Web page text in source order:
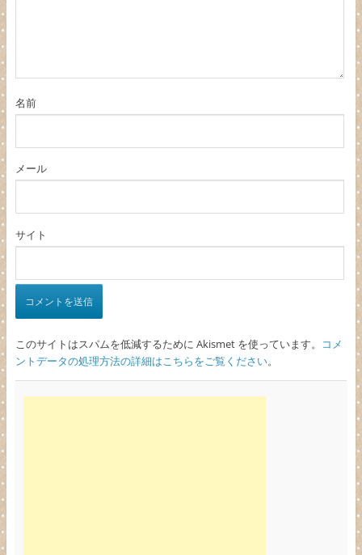
名前
メール
サイト
このサイトはスパムを低減するために Akismet を使っています。
コメ
ントデータの処理方法の詳細はこちらをご覧ください。